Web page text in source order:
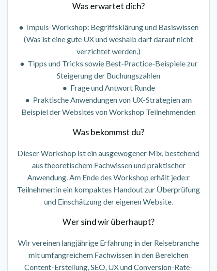
Was erwartet dich?
● Impuls-Workshop: Begriffsklärung und Basiswissen
(Was ist eine gute UX und weshalb darf darauf nicht
verzichtet werden.)
● Tipps und Tricks sowie Best-Practice-Beispiele zur
Steigerung der Buchungszahlen
● Frage und Antwort Runde
● Praktische Anwendungen von UX-Strategien am
Beispiel der Websites von Workshop Teilnehmenden
Was bekommst du?
Dieser Workshop ist ein ausgewogener Mix, bestehend
aus theoretischem Fachwissen und praktischer
Anwendung. Am Ende des Workshop erhält jede:r
Teilnehmer:in ein kompaktes Handout zur Überprüfung
und Einschätzung der eigenen Website.
Wer sind wir überhaupt?
Wir vereinen langjährige Erfahrung in der Reisebranche
mit umfangreichem Fachwissen in den Bereichen
Content-Erstellung, SEO, UX und Conversion-Rate-